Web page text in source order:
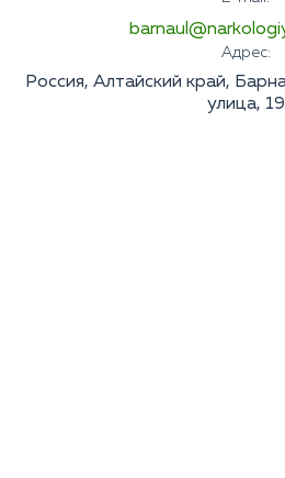
Адрес:
Россия, Алтайский край,
улица, 19